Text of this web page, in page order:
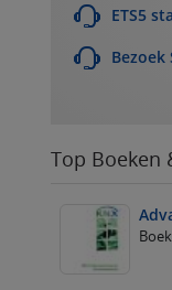
ETS5
Top Boeken